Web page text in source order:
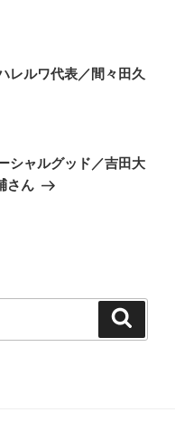
レルワ代表／間々田久
シャルグッド／吉田大
さん